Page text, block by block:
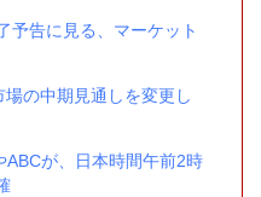
予告に見る、マーケット
場の中期見通しを変更し
ABCが、日本時間午前2時